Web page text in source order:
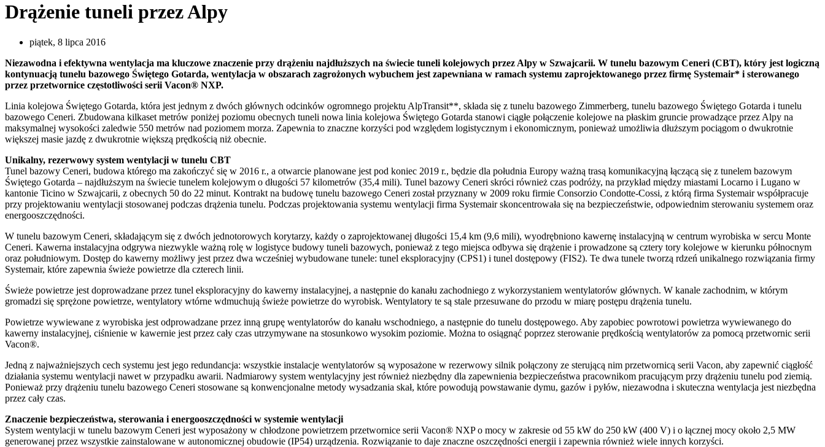
Drążenie tuneli przez Alpy
piątek, 8 lipca 2016
Niezawodna i efektywna wentylacja ma kluczowe znaczenie przy drążeniu najdłuższych na świecie tuneli kolejowych przez Alpy w Szwajcarii. W tunelu bazowym Ceneri (CBT), który jest logiczną
kontynuacją tunelu bazowego Świętego Gotarda, wentylacja w obszarach zagrożonych wybuchem jest zapewniana w ramach systemu zaprojektowanego przez firmę Systemair* i sterowanego
przez przetwornice częstotliwości serii Vacon® NXP.
Linia kolejowa Świętego Gotarda, która jest jednym z dwóch głównych odcinków ogromnego projektu AlpTransit**, składa się z tunelu bazowego Zimmerberg, tunelu bazowego Świętego Gotarda i tunelu
bazowego Ceneri. Zbudowana kilkaset metrów poniżej poziomu obecnych tuneli nowa linia kolejowa Świętego Gotarda stanowi ciągłe połączenie kolejowe na płaskim gruncie prowadzące przez Alpy na
maksymalnej wysokości zaledwie 550 metrów nad poziomem morza. Zapewnia to znaczne korzyści pod względem logistycznym i ekonomicznym, ponieważ umożliwia dłuższym pociągom o dwukrotnie
większej masie jazdę z dwukrotnie większą prędkością niż obecnie.
Unikalny, rezerwowy system wentylacji w tunelu CBT
Tunel bazowy Ceneri, budowa którego ma zakończyć się w 2016 r., a otwarcie planowane jest pod koniec 2019 r., będzie dla południa Europy ważną trasą komunikacyjną łączącą się z tunelem bazowym
Świętego Gotarda – najdłuższym na świecie tunelem kolejowym o długości 57 kilometrów (35,4 mili). Tunel bazowy Ceneri skróci również czas podróży, na przykład między miastami Locarno i Lugano w
kantonie Ticino w Szwajcarii, z obecnych 50 do 22 minut. Kontrakt na budowę tunelu bazowego Ceneri został przyznany w 2009 roku firmie Consorzio Condotte-Cossi, z którą firma Systemair współpracuje
przy projektowaniu wentylacji stosowanej podczas drążenia tunelu. Podczas projektowania systemu wentylacji firma Systemair skoncentrowała się na bezpieczeństwie, odpowiednim sterowaniu systemem oraz
energooszczędności.
W tunelu bazowym Ceneri, składającym się z dwóch jednotorowych korytarzy, każdy o zaprojektowanej długości 15,4 km (9,6 mili), wyodrębniono kawernę instalacyjną w centrum wyrobiska w sercu Monte
Ceneri. Kawerna instalacyjna odgrywa niezwykle ważną rolę w logistyce budowy tuneli bazowych, ponieważ z tego miejsca odbywa się drążenie i prowadzone są cztery tory kolejowe w kierunku północnym
oraz południowym. Dostęp do kawerny możliwy jest przez dwa wcześniej wybudowane tunele: tunel eksploracyjny (CPS1) i tunel dostępowy (FIS2). Te dwa tunele tworzą rdzeń unikalnego rozwiązania firmy
Systemair, które zapewnia świeże powietrze dla czterech linii.
Świeże powietrze jest doprowadzane przez tunel eksploracyjny do kawerny instalacyjnej, a następnie do kanału zachodniego z wykorzystaniem wentylatorów głównych. W kanale zachodnim, w którym
gromadzi się sprężone powietrze, wentylatory wtórne wdmuchują świeże powietrze do wyrobisk. Wentylatory te są stale przesuwane do przodu w miarę postępu drążenia tunelu.
Powietrze wywiewane z wyrobiska jest odprowadzane przez inną grupę wentylatorów do kanału wschodniego, a następnie do tunelu dostępowego. Aby zapobiec powrotowi powietrza wywiewanego do
kawerny instalacyjnej, ciśnienie w kawernie jest przez cały czas utrzymywane na stosunkowo wysokim poziomie. Można to osiągnąć poprzez sterowanie prędkością wentylatorów za pomocą przetwornic serii
Vacon®.
Jedną z najważniejszych cech systemu jest jego redundancja: wszystkie instalacje wentylatorów są wyposażone w rezerwowy silnik połączony ze sterującą nim przetwornicą serii Vacon, aby zapewnić ciągłość
działania systemu wentylacji nawet w przypadku awarii. Nadmiarowy system wentylacyjny jest również niezbędny dla zapewnienia bezpieczeństwa pracownikom pracującym przy drążeniu tunelu pod ziemią.
Ponieważ przy drążeniu tunelu bazowego Ceneri stosowane są konwencjonalne metody wysadzania skał, które powodują powstawanie dymu, gazów i pyłów, niezawodna i skuteczna wentylacja jest niezbędna
przez cały czas.
Znaczenie bezpieczeństwa, sterowania i energooszczędności w systemie wentylacji
System wentylacji w tunelu bazowym Ceneri jest wyposażony w chłodzone powietrzem przetwornice serii Vacon® NXP o mocy w zakresie od 55 kW do 250 kW (400 V) i o łącznej mocy około 2,5 MW
generowanej przez wszystkie zainstalowane w autonomicznej obudowie (IP54) urządzenia. Rozwiązanie to daje znaczne oszczędności energii i zapewnia również wiele innych korzyści.